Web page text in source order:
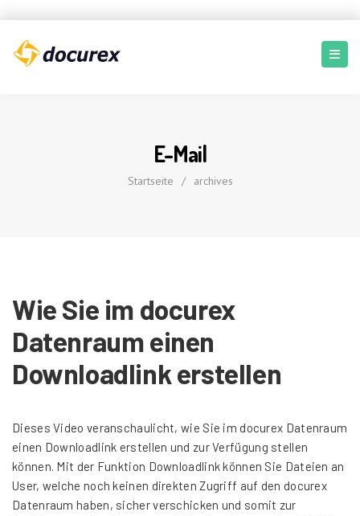
E-Mail
Startseite / archives
Wie Sie im docurex
Datenraum einen
Downloadlink erstellen
Dieses Video veranschaulicht, wie Sie im docurex Datenraum
einen Downloadlink erstellen und zur Verfügung stellen
können. Mit der Funktion Downloadlink können Sie Dateien an
User, welche noch keinen direkten Zugriff auf den docurex
Datenraum haben, sicher verschicken und somit zur